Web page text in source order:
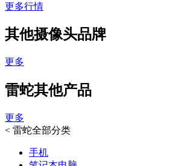
更多行情
其他摄像头品牌
更多
雷蛇其他产品
更多
< 雷蛇全部分类
手机